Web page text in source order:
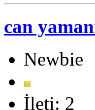
can
Newbie
İleti: 2